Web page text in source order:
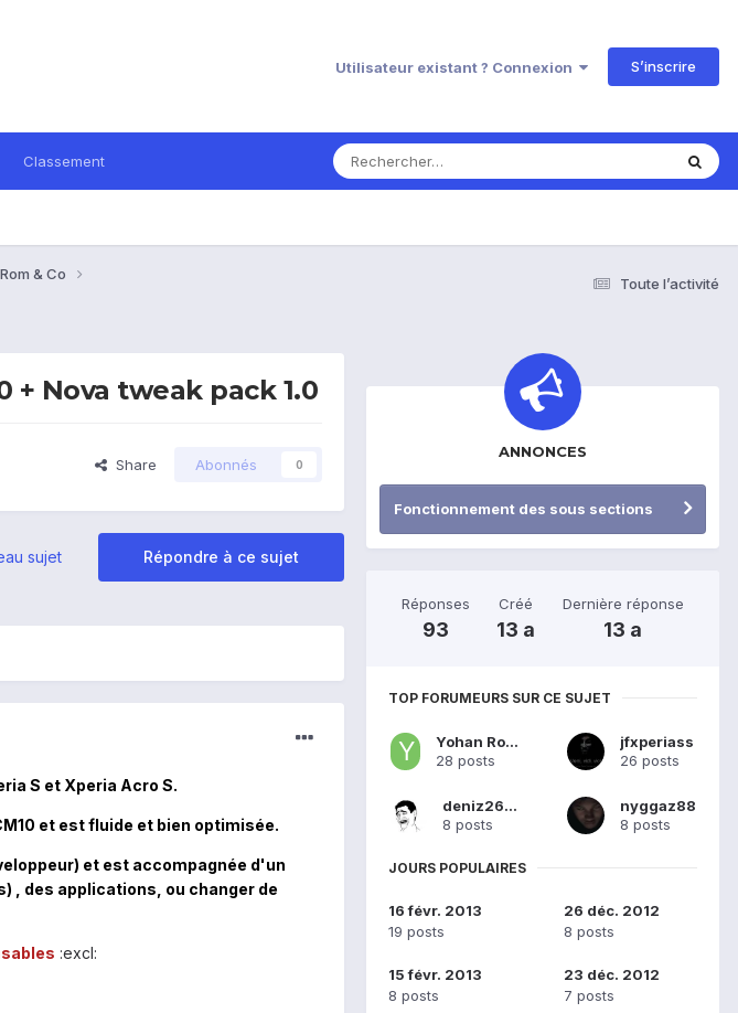
Utilisateur existant ? Connexion S’inscrire
Classement
Toute l’activité
& Co
+ Nova tweak pack 1.0
Share Abonnés 0
Répondre à ce sujet
sujet
S et Xperia Acro S.
et est fluide et bien optimisée.
et est accompagnée d'un
, des applications, ou changer de
:excl:
ANNONCES
Fonctionnement des sous sections
Réponses
93
Créé
13 a
Dernière réponse
13 a
TOP FORUMEURS SUR CE SUJET
Yohan Romero
28 posts
jfxperiass
26 posts
deniz2694
8 posts
nyggaz88
8 posts
JOURS POPULAIRES
16 févr. 2013
19 posts
26 déc. 2012
8 posts
15 févr. 2013
8 posts
23 déc. 2012
7 posts